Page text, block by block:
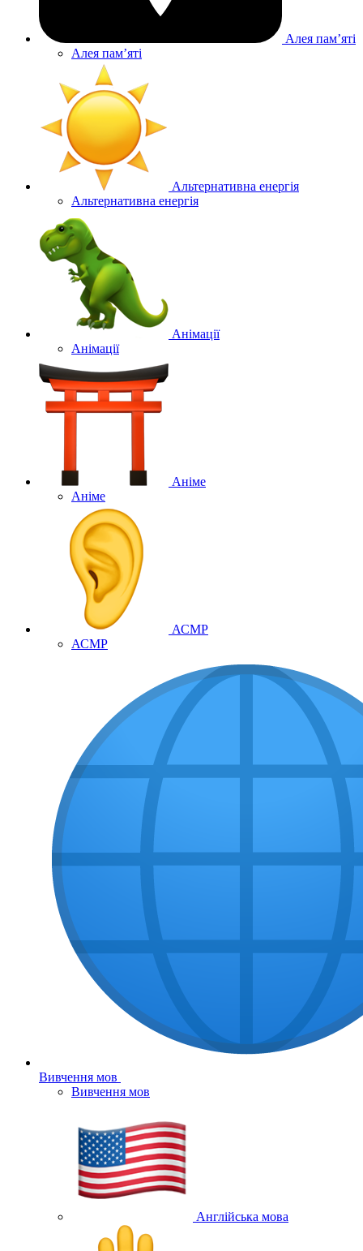
Алея памʼяті
Алея памʼяті
Альтернативна енергія
Альтернативна енергія
Анімації
Анімації
Аніме
Аніме
АСМР
АСМР
Вивчення мов
Вивчення мов
Англійська мова